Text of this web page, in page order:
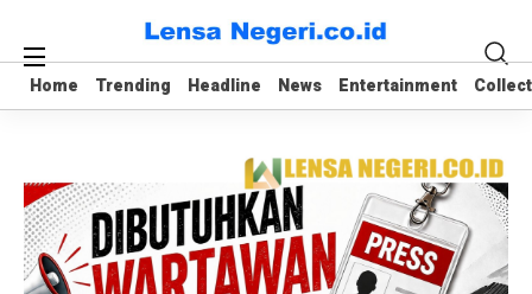
Home Trending Headline News Entertainment
Home Trending Headline News Entertainment